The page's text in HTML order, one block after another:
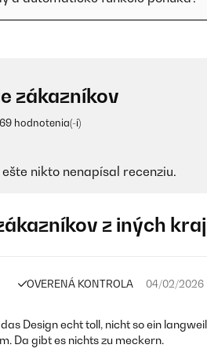
zákazníkov
69 hodnotenia(-í)
nikto nenapísal recenziu.
z iných
OVERENÁ KONTROLA 04/02/2026
Design echt toll, nicht so ein
Da gibt es nichts zu meckern.